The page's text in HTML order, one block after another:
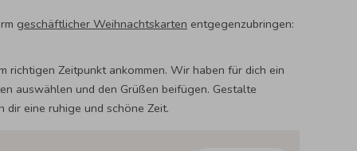
geschäftlicher Weihnachtskarten entgegenzubringen:
Zeitpunkt ankommen. Wir haben für dich ein
auswählen und den Grüßen beifügen. Gestalte
dir eine ruhige und schöne Zeit.